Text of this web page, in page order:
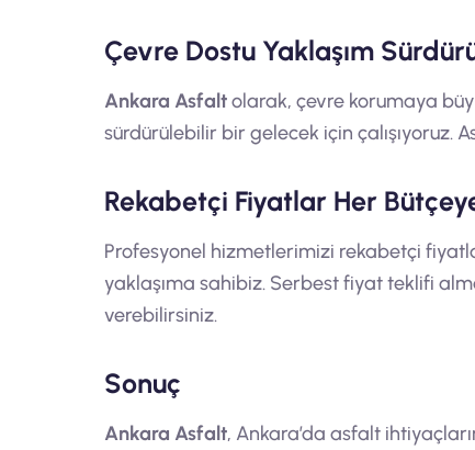
Çevre Dostu Yaklaşım
Ankara Asfaltolarak, çevre korumaya
sürdürülebilir bir gelecek için çalışıyoruz.
Rekabetçi Fiyatlar Her
Profesyonel hizmetlerimizi rekabetçi
yaklaşıma sahibiz. Serbest fiyat teklifi
verebilirsiniz.
Sonuç
Ankara Asfalt, Ankara’da asfalt